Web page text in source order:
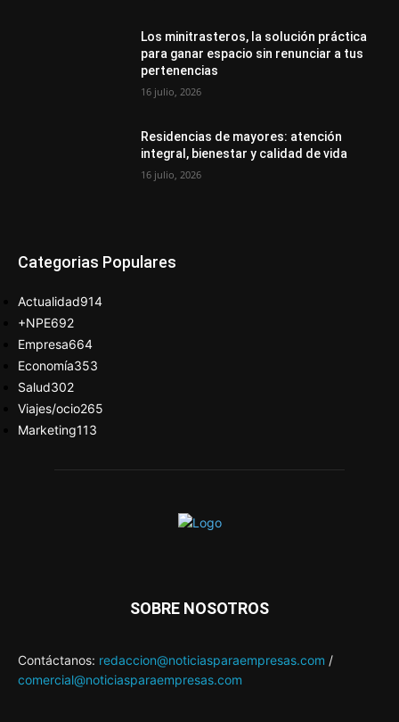
Los minitrasteros, la solución práctica
para ganar espacio sin renunciar a tus
pertenencias
16 julio, 2026
Residencias de mayores: atención
integral, bienestar y calidad de vida
16 julio, 2026
Categorias Populares
Actualidad914
+NPE692
Empresa664
Economía353
Salud302
Viajes/ocio265
Marketing113
SOBRE NOSOTROS
Contáctanos: redaccion@noticiasparaempresas.com /
comercial@noticiasparaempresas.com